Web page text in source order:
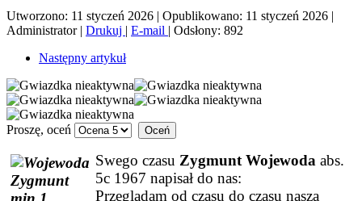
Utworzono: 11 styczeń 2026 | Opublikowano: 11 styczeń 2026 |
Administrator| Drukuj | E-mail | Odsłony: 892
Następny artykuł
Proszę, oceń
Swego czasu Zygmunt Wojewoda abs.
5c 1967 napisał do nas:
Przeglądam od czasu do czasu naszą